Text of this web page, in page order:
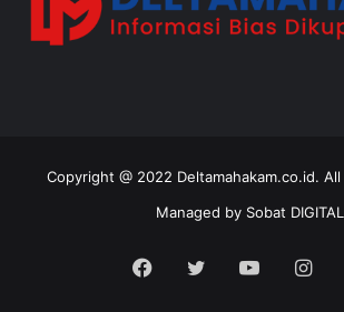
Copyright @ 2022 Deltamahakam.co.id. All
Managed by Sobat DIGITAL
Facebook
Twitter YouTube